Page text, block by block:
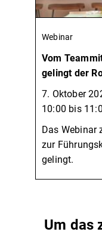
Webinar
Vom
gelingt der
7. Oktober
10:00 bis
Das Webinar
zur
gelingt.
Um das